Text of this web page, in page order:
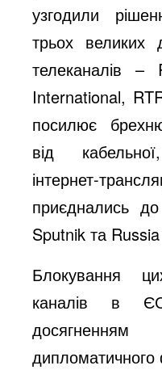
узгодили
трьох великих
телеканалів
International,
посилює
від
інтернет-
приєднались
Sputnik та
Блокування
каналів в
дипломатичного